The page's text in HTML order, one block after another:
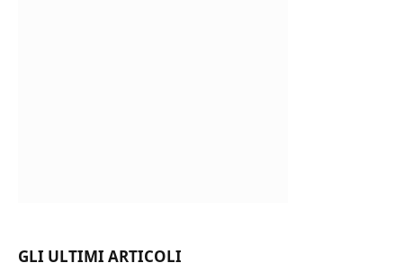
GLI ULTIMI ARTICOLI